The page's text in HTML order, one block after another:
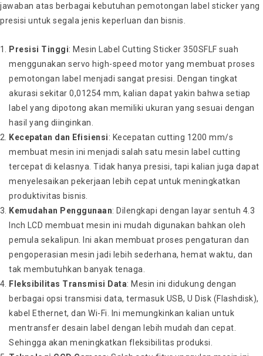
jawaban atas berbagai kebutuhan pemotongan label sticker yang
presisi untuk segala jenis keperluan dan bisnis.
Presisi Tinggi: Mesin Label Cutting Sticker 350SFLF suah
menggunakan servo high-speed motor yang membuat proses
pemotongan label menjadi sangat presisi. Dengan tingkat
akurasi sekitar 0,01254 mm, kalian dapat yakin bahwa setiap
label yang dipotong akan memiliki ukuran yang sesuai dengan
hasil yang diinginkan.
Kecepatan dan Efisiensi: Kecepatan cutting 1200 mm/s
membuat mesin ini menjadi salah satu mesin label cutting
tercepat di kelasnya. Tidak hanya presisi, tapi kalian juga dapat
menyelesaikan pekerjaan lebih cepat untuk meningkatkan
produktivitas bisnis.
Kemudahan Penggunaan: Dilengkapi dengan layar sentuh 4.3
Inch LCD membuat mesin ini mudah digunakan bahkan oleh
pemula sekalipun. Ini akan membuat proses pengaturan dan
pengoperasian mesin jadi lebih sederhana, hemat waktu, dan
tak membutuhkan banyak tenaga.
Fleksibilitas Transmisi Data: Mesin ini didukung dengan
berbagai opsi transmisi data, termasuk USB, U Disk (Flashdisk),
kabel Ethernet, dan Wi-Fi. Ini memungkinkan kalian untuk
mentransfer desain label dengan lebih mudah dan cepat.
Sehingga akan meningkatkan fleksibilitas produksi.